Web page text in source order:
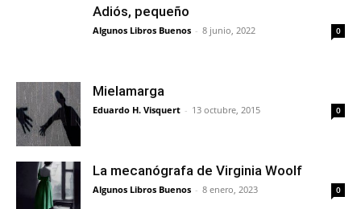
Adiós, pequeño
Algunos Libros Buenos - 8 junio, 2022 0
Mielamarga
Eduardo H. Visquert - 13 octubre, 2015 0
La mecanógrafa de Virginia Woolf
Algunos Libros Buenos - 8 enero, 2023 0